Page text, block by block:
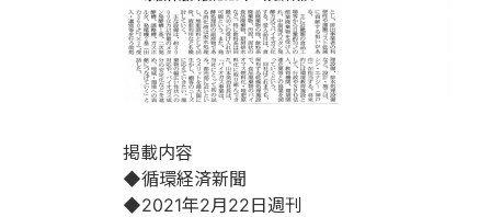
掲載内容
◆循環経済新聞
◆2021年2月22日週刊